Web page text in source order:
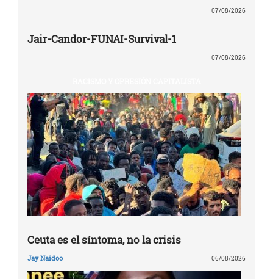
07/08/2026
Jair-Candor-FUNAI-Survival-1
07/08/2026
Ceuta es el síntoma, no la crisis
Jay Naidoo 06/08/2026